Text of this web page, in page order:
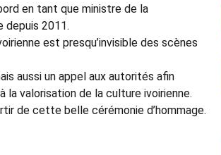
en tant que ministre de la
depuis 2011.
est presqu’invisible des scènes
aussi un appel aux autorités afin
valorisation de la culture ivoirienne.
de cette belle cérémonie d’hommage.